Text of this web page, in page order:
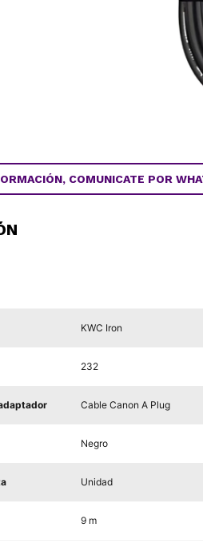
COMUNICATE POR
KWC Iron
232
Cable Canon A Plug
Negro
Unidad
9 m